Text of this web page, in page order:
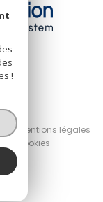
Mentions légales
Cookies
!